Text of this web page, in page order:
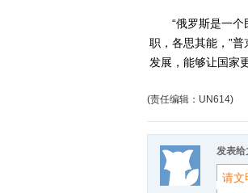
“俄罗斯是一个民
职，各思其能，”
发展，能够让国家
(责任编辑：UN614)
发表给